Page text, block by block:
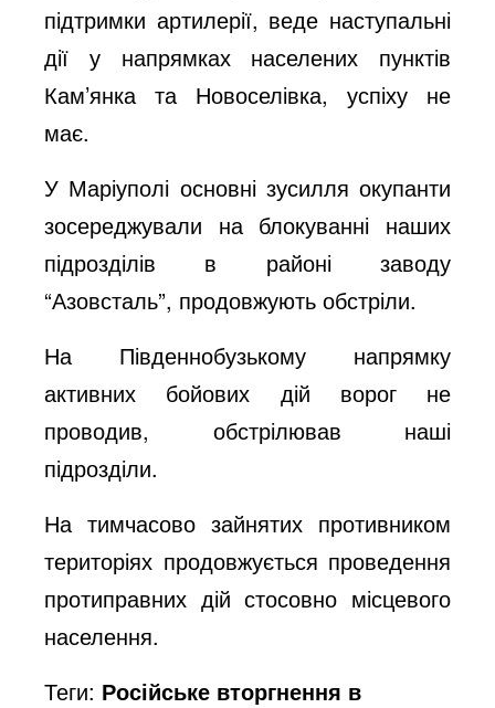
підтримки артилерії, веде наступальні
дії у напрямках населених пунктів
Кам’янка та Новоселівка, успіху не
має.
У Маріуполі основні зусилля окупанти
зосереджували на блокуванні наших
підрозділів в районі заводу
“Азовсталь”, продовжують обстріли.
На Південнобузькому напрямку
активних бойових дій ворог не
проводив, обстрілював наші
підрозділи.
На тимчасово зайнятих противником
територіях продовжується проведення
протиправних дій стосовно місцевого
населення.
Теги: Російське вторгнення в